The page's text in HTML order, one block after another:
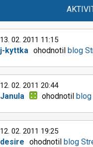
13. 02. 2011 11:15
j-kyttka ohodnotilblog
12. 02. 2011 20:44
Janula ohodnotilblog
12. 02. 2011 19:25
desire ohodnotilblog